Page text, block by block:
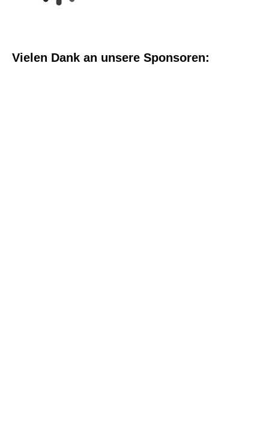
Vielen Dank an unsere Sponsoren: